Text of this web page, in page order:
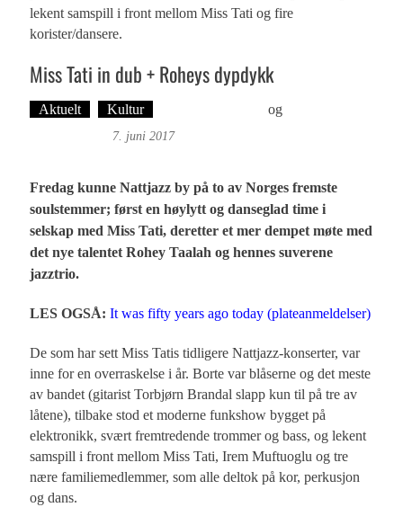
lekent samspill i front mellom Miss Tati og fire
korister/dansere.
Miss Tati in dub + Roheys dypdykk
Aktuelt Kultur og
7. juni 2017
Fredag kunne Nattjazz by på to av Norges fremste
soulstemmer; først en høylytt og danseglad time i
selskap med Miss Tati, deretter et mer dempet møte med
det nye talentet Rohey Taalah og hennes suverene
jazztrio.
LES OGSÅ: It was fifty years ago today (plateanmeldelser)
De som har sett Miss Tatis tidligere Nattjazz-konserter, var
inne for en overraskelse i år. Borte var blåserne og det meste
av bandet (gitarist Torbjørn Brandal slapp kun til på tre av
låtene), tilbake stod et moderne funkshow bygget på
elektronikk, svært fremtredende trommer og bass, og lekent
samspill i front mellom Miss Tati, Irem Muftuoglu og tre
nære familiemedlemmer, som alle deltok på kor, perkusjon
og dans.